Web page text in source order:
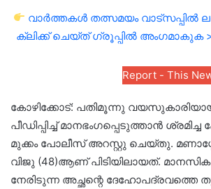
വാർത്തകൾ തത്സമയം വാട്സപ്പിൽ
ക്ലിക്ക് ചെയ്ത് ഗ്രൂപ്പിൽ അംഗമാകുക
Report - This
കോഴിക്കോട്: പതിമൂന്നു
പീഡിപ്പിച്ച് മാനഭംഗപ്പെടുത്താൻ
മുക്കം പോലീസ് അറസ്റ്റു ചെയ്തു.
വിജു (48)ആണ് പിടിയിലായത്.
നേരിടുന്ന അച്ഛന്റെ ദേഹോപദ്രവത്തെ